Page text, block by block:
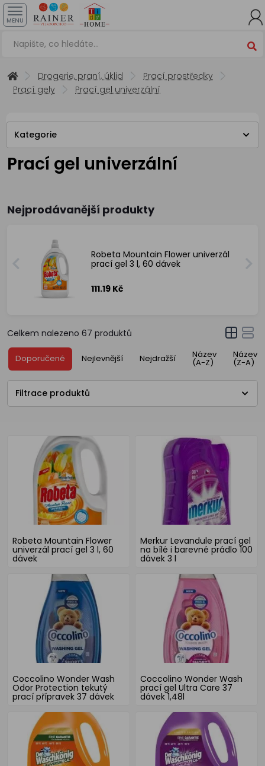
MENU
Drogerie, praní, úklid
Prací prostředky
Prací gely
Prací gel univerzální
Kategorie
Prací gel univerzální
Nejprodávanější produkty
Robeta Mountain Flower univerzál
prací gel 3 l, 60 dávek
111.19 Kč
Celkem nalezeno 67 produktů
Doporučené Nejlevnější Nejdražší Název
(A-Z)
Název
(Z-A)
Filtrace produktů
Robeta Mountain Flower
univerzál prací gel 3 l, 60
dávek
Merkur Levandule prací gel
na bílé i barevné prádlo 100
dávek 3 l
Coccolino Wonder Wash
Odor Protection tekutý
prací přípravek 37 dávek
1,48l
Coccolino Wonder Wash
prací gel Ultra Care 37
dávek 1,48l